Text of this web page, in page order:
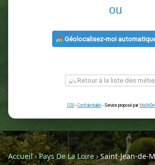
Entrez le code
ou
Accueil›Pays De La Loire › Saint-Jean-de-